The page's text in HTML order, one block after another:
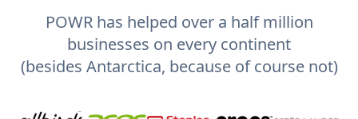
POWR has helped over a half million
businesses on every continent
(besides Antarctica, because of course not)